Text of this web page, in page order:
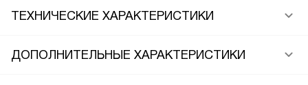
ТЕХНИЧЕСКИЕ ХАРАКТЕРИСТИКИ
ДОПОЛНИТЕЛЬНЫЕ ХАРАКТЕРИСТИКИ